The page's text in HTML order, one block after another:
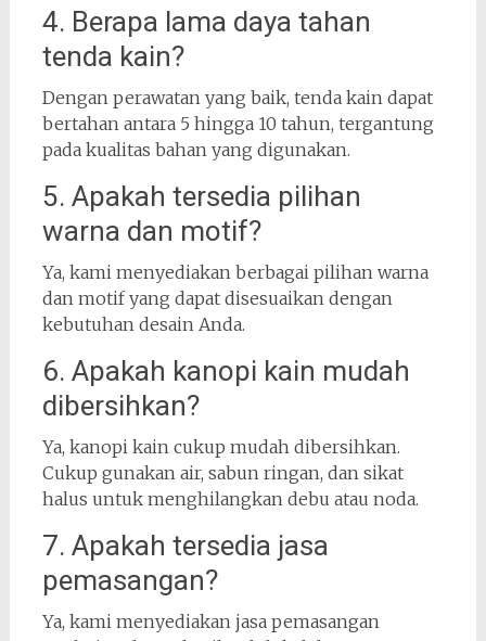
4. Berapa lama daya tahan
tenda kain?
Dengan perawatan yang baik, tenda kain dapat
bertahan antara 5 hingga 10 tahun, tergantung
pada kualitas bahan yang digunakan.
5. Apakah tersedia pilihan
warna dan motif?
Ya, kami menyediakan berbagai pilihan warna
dan motif yang dapat disesuaikan dengan
kebutuhan desain Anda.
6. Apakah kanopi kain mudah
dibersihkan?
Ya, kanopi kain cukup mudah dibersihkan.
Cukup gunakan air, sabun ringan, dan sikat
halus untuk menghilangkan debu atau noda.
7. Apakah tersedia jasa
pemasangan?
Ya, kami menyediakan jasa pemasangan